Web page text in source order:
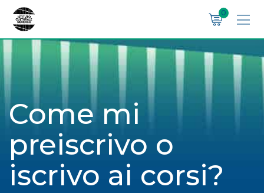
Skip
content
0
Come mi
preiscrivo o
iscrivo ai corsi?